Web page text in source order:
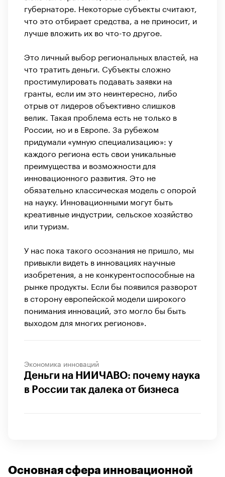
губернаторе. Некоторые субъекты считают,
что это отбирает средства, а не приносит, и
лучше вложить их во что-то другое.
Это личный выбор региональных властей, на
что тратить деньги. Субъекты сложно
простимулировать подавать заявки на
гранты, если им это неинтересно, либо
отрыв от лидеров объективно слишков
велик. Такая проблема есть не только в
России, но и в Европе. За рубежом
придумали «умную специализацию»: у
каждого региона есть свои уникальные
преимущества и возможности для
инновационного развития. Это не
обязательно классическая модель с опорой
на науку. Инновационными могут быть
креативные индустрии, сельское хозяйство
или туризм.
У нас пока такого осознания не пришло, мы
привыкли видеть в инновациях научные
изобретения, а не конкурентоспособные на
рынке продукты. Если бы появился разворот
в сторону европейской модели широкого
понимания инноваций, это могло бы быть
выходом для многих регионов».
Экономика инноваций
Деньги на НИИЧАВО: почему наука
в России так далека от бизнеса
Основная сфера инновационной